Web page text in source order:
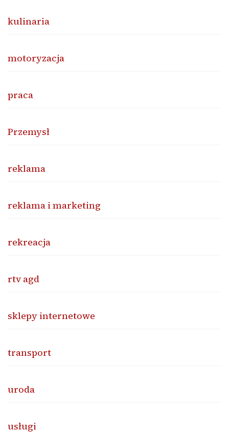
kulinaria
motoryzacja
praca
Przemysł
reklama
reklama i marketing
rekreacja
rtv agd
sklepy internetowe
transport
uroda
usługi